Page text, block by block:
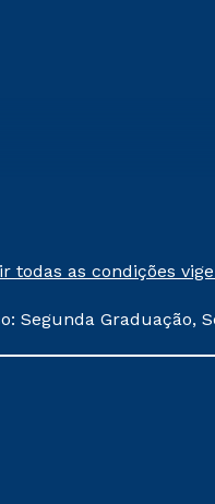
todas as condições
Graduação,
períodos de